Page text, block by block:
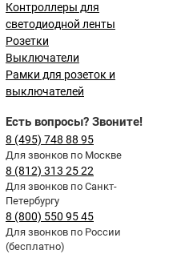
Контроллеры для
светодиодной ленты
Розетки
Выключатели
Рамки для розеток и
выключателей
Есть вопросы? Звоните!
8 (495) 748 88 95
Для звонков по Москве
8 (812) 313 25 22
Для звонков по Санкт-
Петербургу
8 (800) 550 95 45
Для звонков по России
(бесплатно)